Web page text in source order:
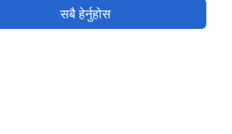
सबै हेर्नुहोस